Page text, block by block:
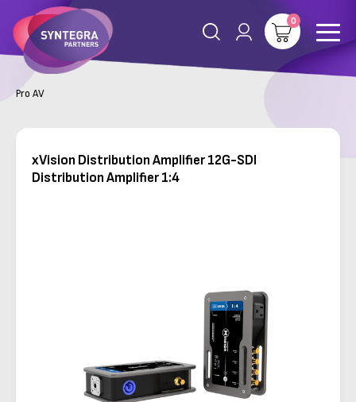
0
Pro AV
xVision Distribution Amplifier 12G-SDI
Distribution Amplifier 1:4